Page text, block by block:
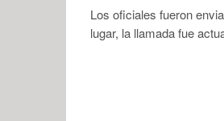
Los oficiales fueron
lugar, la llamada fue